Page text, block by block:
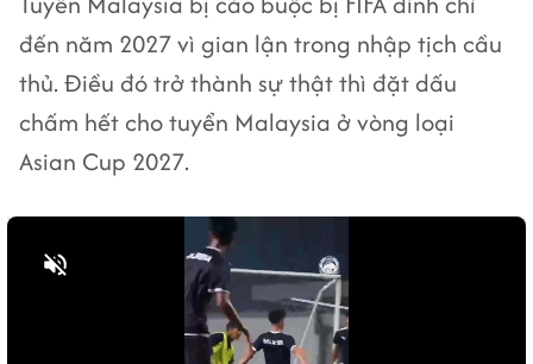
đến năm 2027 vì gian lận trong nhập tịch cầu
thủ. Điều đó trở thành sự thật thì đặt dấu
chấm hết cho tuyển Malaysia ở vòng loại
Asian Cup 2027.